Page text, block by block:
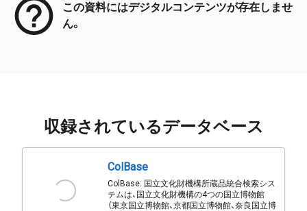
この資料にはデジタルコンテンツが存在しませ
ん。
収録されているデータベース
ColBase
ColBase: 国立文化財機構所蔵品統合検索シス
テムは、国立文化財機構の4つの国立博物館
（東京国立博物館、京都国立博物館、奈良国立博